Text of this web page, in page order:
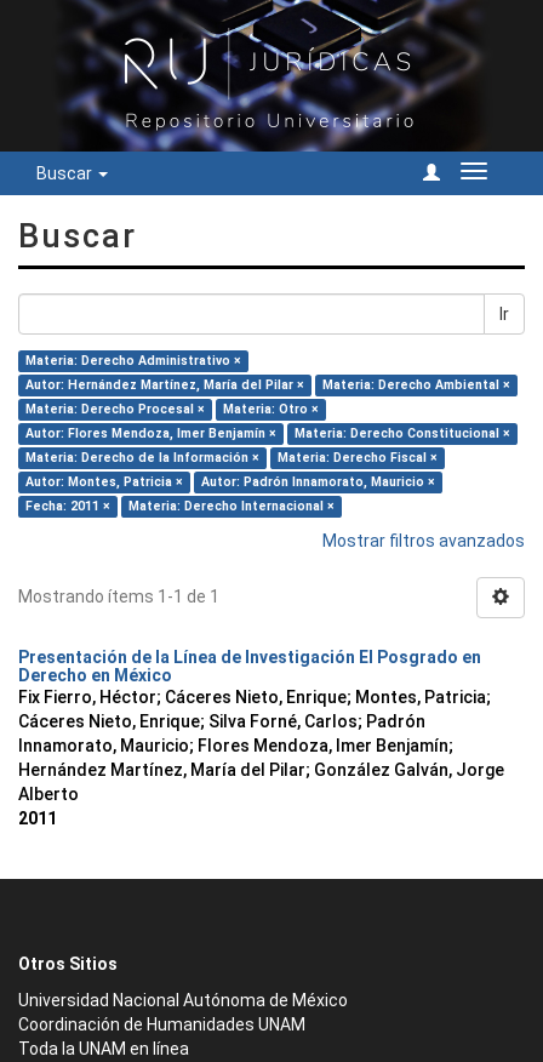
Buscar
Cambiar
Buscar
Ir
Materia: Derecho Administrativo ×
Autor: Hernández Martínez, María del Pilar ×
Materia: Derecho Ambiental ×
Materia: Derecho Procesal ×
Materia: Otro ×
Autor: Flores Mendoza, Imer Benjamín ×
Materia: Derecho Constitucional ×
Materia: Derecho de la Información ×
Materia: Derecho Fiscal ×
Autor: Montes, Patricia ×
Autor: Padrón Innamorato, Mauricio ×
Fecha: 2011 ×
Materia: Derecho Internacional ×
Mostrar filtros avanzados
Mostrando ítems 1-1 de 1
Presentación de la Línea de Investigación El Posgrado en
Derecho en México
Fix Fierro, Héctor; Cáceres Nieto, Enrique; Montes, Patricia;
Cáceres Nieto, Enrique; Silva Forné, Carlos; Padrón
Innamorato, Mauricio; Flores Mendoza, Imer Benjamín;
Hernández Martínez, María del Pilar; González Galván, Jorge
Alberto
2011
Otros Sitios
Universidad Nacional Autónoma de México
Coordinación de Humanidades UNAM
Toda la UNAM en línea